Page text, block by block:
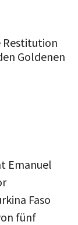
Restitution
Goldenen
Emanuel
Faso
fünf